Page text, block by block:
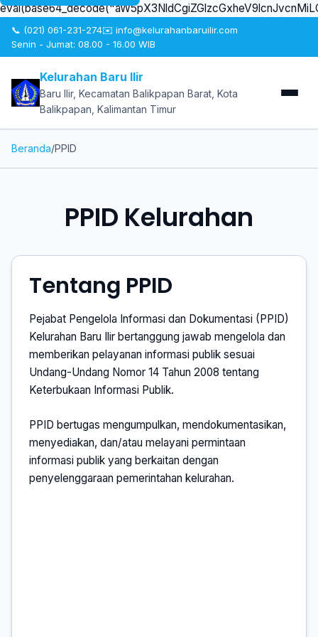
📞 (021) 061-231-274✉️ info@kelurahanbaruilir.com
Senin - Jumat: 08.00 - 16.00 WIB
Kelurahan Baru Ilir
Baru Ilir, Kecamatan Balikpapan Barat, Kota
Balikpapan, Kalimantan Timur
Beranda/PPID
PPID Kelurahan
Tentang PPID
Pejabat Pengelola Informasi dan Dokumentasi (PPID)
Kelurahan Baru Ilir bertanggung jawab mengelola dan
memberikan pelayanan informasi publik sesuai
Undang-Undang Nomor 14 Tahun 2008 tentang
Keterbukaan Informasi Publik.
PPID bertugas mengumpulkan, mendokumentasikan,
menyediakan, dan/atau melayani permintaan
informasi publik yang berkaitan dengan
penyelenggaraan pemerintahan kelurahan.